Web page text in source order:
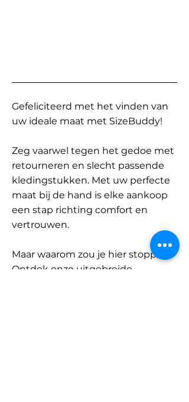
Gefeliciteerd met het vinden van
uw ideale maat met SizeBuddy!
Zeg vaarwel tegen het gedoe met
retourneren en slecht passende
kledingstukken. Met uw perfecte
maat bij de hand is elke aankoop
een stap richting comfort en
vertrouwen.
Maar waarom zou je hier stoppen?
Ontdek onze uitgebreide